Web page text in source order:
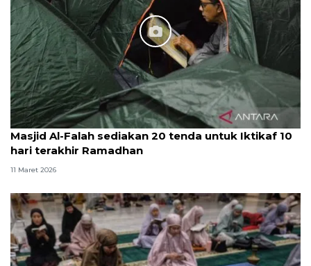
Masjid Al-Falah sediakan 20 tenda untuk Iktikaf 10
hari terakhir Ramadhan
11 Maret 2026